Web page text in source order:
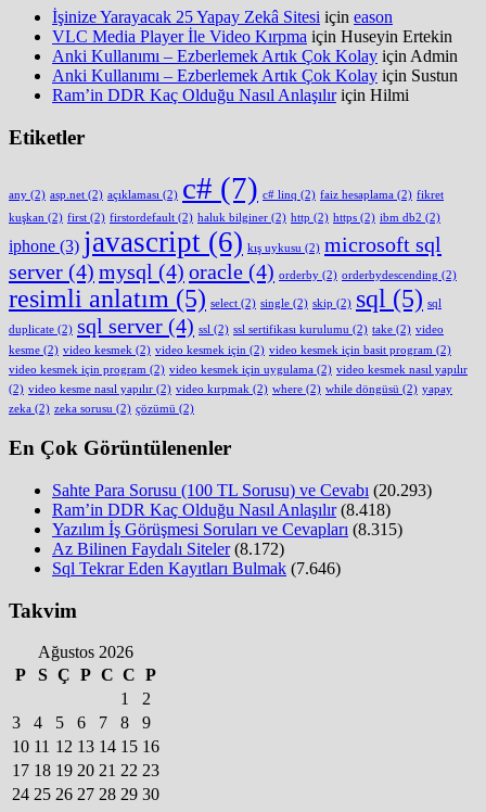
İşinize Yarayacak 25 Yapay Zekâ Sitesi için eason
VLC Media Player İle Video Kırpma için Huseyin Ertekin
Anki Kullanımı – Ezberlemek Artık Çok Kolay için Admin
Anki Kullanımı – Ezberlemek Artık Çok Kolay için Sustun
Ram’in DDR Kaç Olduğu Nasıl Anlaşılıriçin Hilmi
Etiketler
any (2) asp.net (2) açıklaması (2) c# (7) c# linq (2) faiz hesaplama (2) fikret
kuşkan (2) first (2) firstordefault (2) haluk bilginer (2) http (2) https (2) ibm db2 (2)
iphone (3) javascript (6) kış uykusu (2) microsoft sql
server (4) mysql (4) oracle (4) orderby (2) orderbydescending (2)
resimli anlatım (5) select (2) single (2) skip (2) sql (5) sql
duplicate (2) sql server (4) ssl (2) ssl sertifikası kurulumu (2) take (2) video
kesme (2) video kesmek (2) video kesmek için (2) video kesmek için basit program (2)
video kesmek için program (2) video kesmek için uygulama (2) video kesmek nasıl yapılır
(2) video kesme nasıl yapılır (2) video kırpmak (2) where (2) while döngüsü (2) yapay
zeka (2) zeka sorusu (2) çözümü (2)
En Çok Görüntülenenler
Sahte Para Sorusu (100 TL Sorusu) ve Cevabı (20.293)
Ram’in DDR Kaç Olduğu Nasıl Anlaşılır (8.418)
Yazılım İş Görüşmesi Soruları ve Cevapları (8.315)
Az Bilinen Faydalı Siteler (8.172)
Sql Tekrar Eden Kayıtları Bulmak (7.646)
Takvim
Ağustos 2026
P
S Ç P C C P
1
2
3
4 5 6 7 8
9
10 11 12 13 14 15 16
17 18 19 20 21 22 23
24 25 26 27 28 29 30